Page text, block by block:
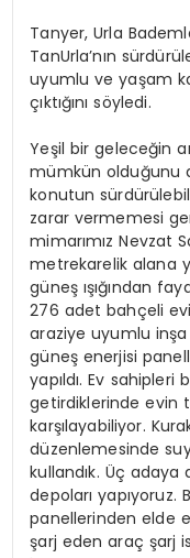
Tanyer, Urla
TanUrla’nın
uyumlu ve yaşam
çıktığını söyledi.
Yeşil bir geleceğin
mümkün olduğunu
konutun
zarar vermemesi
mimarımız Nevzat
metrekarelik alana
güneş ışığından
276 adet bahçeli
araziye uyumlu inşa
güneş enerjisi
yapıldı. Ev
getirdiklerinde evin
karşılayabiliyor.
düzenlemesinde
kullandık. Üç
depoları yapıyoruz.
panellerinden elde
şarj eden araç şarj